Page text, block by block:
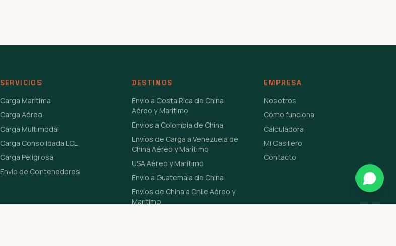
SERVICIOS
Carga Marítima
Carga Aérea
Carga Multimodal
Carga Consolidada LCL
Carga Peligrosa
Envío de Contenedores
DESTINOS
Envío a Costa Rica de China
Aéreo y Marítimo
Envíos a Colombia de China
Envíos de Carga a Venezuela de
China Aéreo y Marítimo
USA Aéreo y Marítimo
Envío a Guatemala de China
Envíos de China a Chile Aéreo y
Marítimo
EMPRESA
Nosotros
Cómo funciona
Calculadora
Mi Casillero
Contacto